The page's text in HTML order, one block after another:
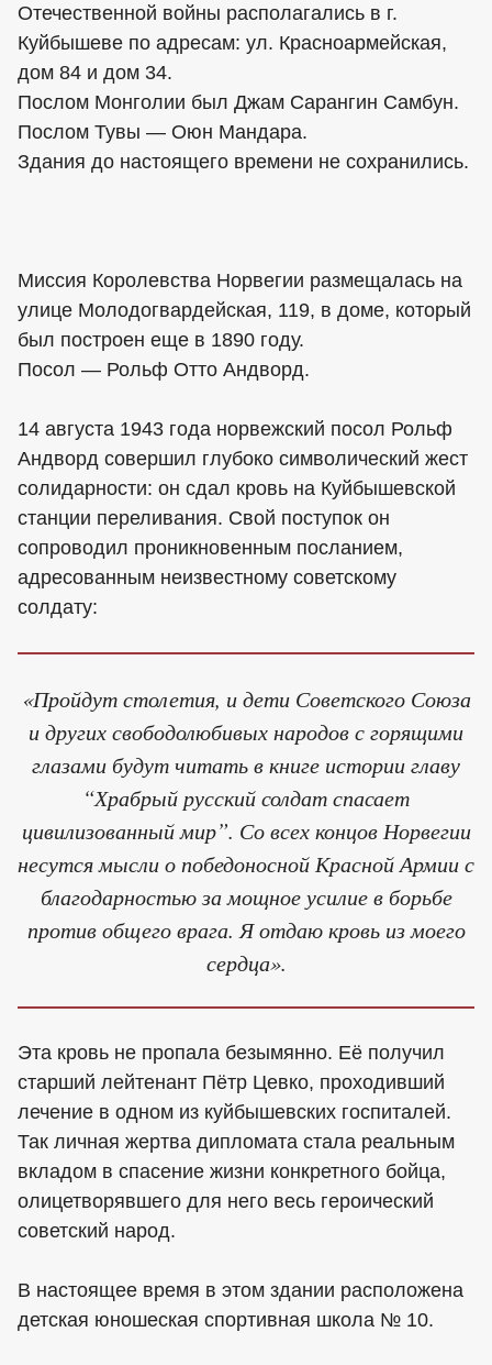
Отечественной войны располагались в г.
Куйбышеве по адресам: ул. Красноармейская,
дом 84 и дом 34.
Послом Монголии был Джам Сарангин Самбун.
Послом Тувы — Оюн Мандара.
Здания до настоящего времени не сохранились.
Миссия Королевства Норвегии размещалась на
улице Молодогвардейская, 119, в доме, который
был построен еще в 1890 году.
Посол — Рольф Отто Андворд.
14 августа 1943 года норвежский посол Рольф
Андворд совершил глубоко символический жест
солидарности: он сдал кровь на Куйбышевской
станции переливания. Свой поступок он
сопроводил проникновенным посланием,
адресованным неизвестному советскому
солдату:
«Пройдут столетия, и дети Советского Союза
и других свободолюбивых народов с горящими
глазами будут читать в книге истории главу
“Храбрый русский солдат спасает
цивилизованный мир”. Со всех концов Норвегии
несутся мысли о победоносной Красной Армии с
благодарностью за мощное усилие в борьбе
против общего врага. Я отдаю кровь из моего
сердца».
Эта кровь не пропала безымянно. Её получил
старший лейтенант Пётр Цевко, проходивший
лечение в одном из куйбышевских госпиталей.
Так личная жертва дипломата стала реальным
вкладом в спасение жизни конкретного бойца,
олицетворявшего для него весь героический
советский народ.
В настоящее время в этом здании расположена
детская юношеская спортивная школа № 10.